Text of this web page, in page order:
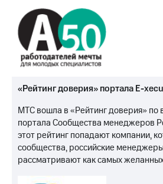
«Рейтинг доверия» портала E-
МТС вошла в «Рейтинг доверия» по
портала Сообщества менеджеров
этот рейтинг попадают компании,
сообщества, российские
рассматривают как самых